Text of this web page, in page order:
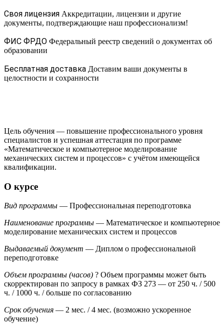
Своя лицензия Аккредитации, лицензии и другие
документы, подтверждающие наш профессионализм!
ФИС ФРДО Федеральный реестр сведений о документах об
образовании
Бесплатная доставка Доставим ваши документы в
целостности и сохранности
Цель обучения — повышение профессионального уровня
специалистов и успешная аттестация по программе
«Математическое и компьютерное моделирование
механических систем и процессов» с учётом имеющейся
квалификации.
О курсе
Вид программы — Профессиональная переподготовка
Наименование программы — Математическое и компьютерное
моделирование механических систем и процессов
Выдаваемый документ — Диплом о профессиональной
переподготовке
Объем программы (часов) ? Объем программы может быть
скорректирован по запросу в рамках ФЗ 273 — от 250 ч. / 500
ч. / 1000 ч. / больше по согласованию
Срок обучения — 2 мес. / 4 мес. (возможно ускоренное
обучение)